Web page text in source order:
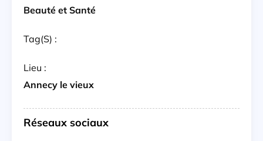
Beauté et Santé
Tag(s) :
Lieu :
Annecy le vieux
Réseaux sociaux